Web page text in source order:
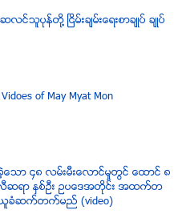
လင္သူပုန္တို႔ ၿငိမ္းခ်မ္းေရးစာခ်ဳပ္ ခ်ဳပ္
of May Myat Mon
ာ ၄၈ လမ္းမီးေလာင္မႈတြင္ ေထာင္ ၈
ရာ ႏွစ္ဦး ဥပေဒအတိုင္း အထက္တ
ယူခံဆက္တက္မည္ (video)